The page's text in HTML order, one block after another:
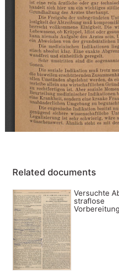
Related documents
Versuchte
straflose